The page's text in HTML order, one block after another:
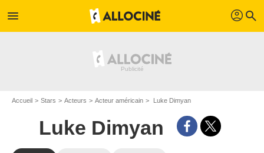
menu profil search
Accueil Stars Acteurs Acteur américain Luke Dimyan
Luke Dimyan